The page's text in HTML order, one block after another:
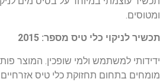
ומטוסים.
תכשיר לניקוי כלי טיס מספר: 2015
ידידותי למשתמש ולמי שופכין. המוצר
מומחים בתחום תחזוקת כלי טיס